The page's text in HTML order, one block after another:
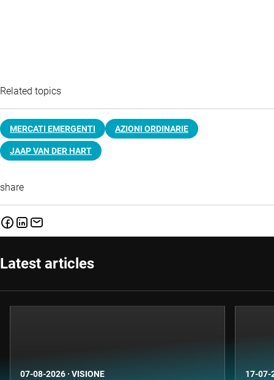
Related topics
MERCATI EMERGENTI AZIONI ORDINARIE
JAAP VAN DER HART
share
Latest articles
07-08-2026 · VISIONE 17-07-